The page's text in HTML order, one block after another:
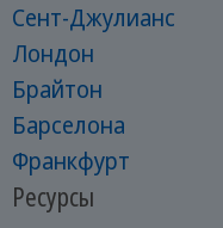
Сент-Джулианс
Лондон
Брайтон
Барселона
Франкфурт
Ресурсы